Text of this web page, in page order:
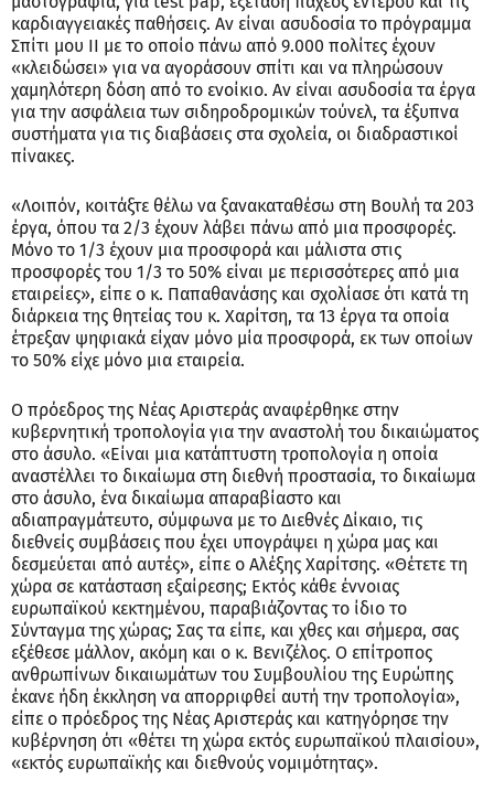
καρδιαγγειακές παθήσεις. Αν είναι ασυδοσία το πρόγραμμα
Σπίτι μου ΙΙ με το οποίο πάνω από 9.000 πολίτες έχουν
«κλειδώσει» για να αγοράσουν σπίτι και να πληρώσουν
χαμηλότερη δόση από το ενοίκιο. Αν είναι ασυδοσία τα έργα
για την ασφάλεια των σιδηροδρομικών τούνελ, τα έξυπνα
συστήματα για τις διαβάσεις στα σχολεία, οι διαδραστικοί
πίνακες.
«Λοιπόν, κοιτάξτε θέλω να ξανακαταθέσω στη Βουλή τα 203
έργα, όπου τα 2/3 έχουν λάβει πάνω από μια προσφορές.
Μόνο το 1/3 έχουν μια προσφορά και μάλιστα στις
προσφορές του 1/3 το 50% είναι με περισσότερες από μια
εταιρείες», είπε ο κ. Παπαθανάσης και σχολίασε ότι κατά τη
διάρκεια της θητείας του κ. Χαρίτση, τα 13 έργα τα οποία
έτρεξαν ψηφιακά είχαν μόνο μία προσφορά, εκ των οποίων
το 50% είχε μόνο μια εταιρεία.
Ο πρόεδρος της Νέας Αριστεράς αναφέρθηκε στην
κυβερνητική τροπολογία για την αναστολή του δικαιώματος
στο άσυλο. «Είναι μια κατάπτυστη τροπολογία η οποία
αναστέλλει το δικαίωμα στη διεθνή προστασία, το δικαίωμα
στο άσυλο, ένα δικαίωμα απαραβίαστο και
αδιαπραγμάτευτο, σύμφωνα με το Διεθνές Δίκαιο, τις
διεθνείς συμβάσεις που έχει υπογράψει η χώρα μας και
δεσμεύεται από αυτές», είπε ο Αλέξης Χαρίτσης. «Θέτετε τη
χώρα σε κατάσταση εξαίρεσης; Εκτός κάθε έννοιας
ευρωπαϊκού κεκτημένου, παραβιάζοντας το ίδιο το
Σύνταγμα της χώρας; Σας τα είπε, και χθες και σήμερα, σας
εξέθεσε μάλλον, ακόμη και ο κ. Βενιζέλος. Ο επίτροπος
ανθρωπίνων δικαιωμάτων του Συμβουλίου της Ευρώπης
έκανε ήδη έκκληση να απορριφθεί αυτή την τροπολογία»,
είπε ο πρόεδρος της Νέας Αριστεράς και κατηγόρησε την
κυβέρνηση ότι «θέτει τη χώρα εκτός ευρωπαϊκού πλαισίου»,
«εκτός ευρωπαϊκής και διεθνούς νομιμότητας».